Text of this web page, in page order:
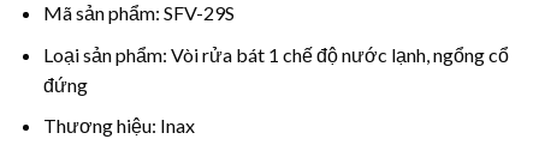
Mã sản phẩm: SFV-29S
Loại sản phẩm: Vòi rửa bát 1 chế độ nước lạnh, ngổng cổ
đứng
Thương hiệu: Inax